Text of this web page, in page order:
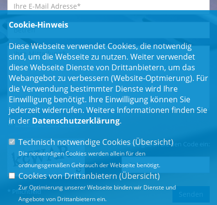
Einwilligungserklärung*
Bitte geben Sie den Code ein:
* Pflichtfeld
Cookie-Hinweis
Diese Webseite verwendet Cookies, die notwendig
sind, um die Webseite zu nutzen. Weiter verwendet
diese Webseite Dienste von Drittanbietern, um das
Webangebot zu verbessern (Website-Optmierung). Für
die Verwendung bestimmter Dienste wird Ihre
Einwilligung benötigt. Ihre Einwilligung können Sie
jederzeit widerrufen. Weitere Informationen finden Sie
in der Datenschutzerklärung.
Technisch notwendige Cookies (Übersicht)
Die notwendigen Cookies werden allein für den
ordnungsgemäßen Gebrauch der Webseite benötigt.
Cookies von Drittanbietern (Übersicht)
Zur Optimierung unserer Webseite binden wir Dienste und
Angebote von Drittanbietern ein.